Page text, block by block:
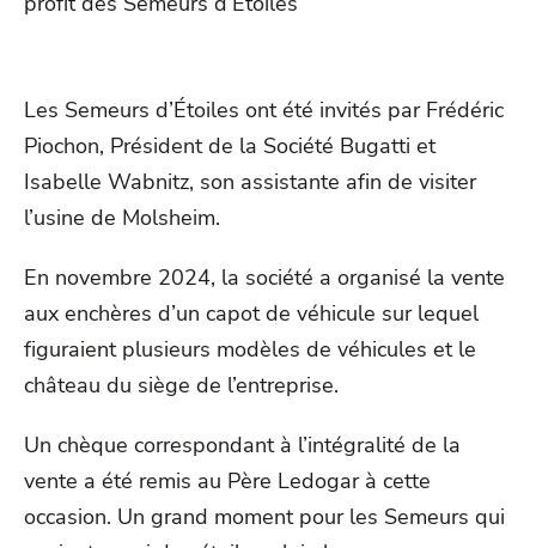
Les Semeurs d’Étoiles ont été invités par Frédéric
Piochon, Président de la Société Bugatti et
Isabelle Wabnitz, son assistante afin de visiter
l’usine de Molsheim.
En novembre 2024, la société a organisé la vente
aux enchères d’un capot de véhicule sur lequel
figuraient plusieurs modèles de véhicules et le
château du siège de l’entreprise.
Un chèque correspondant à l’intégralité de la
vente a été remis au Père Ledogar à cette
occasion. Un grand moment pour les Semeurs qui